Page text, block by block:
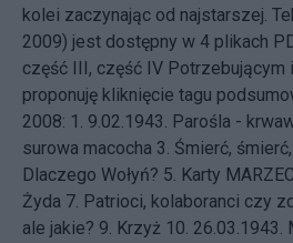
kolei zaczynając od najstarszej.
2009) jest dostępny w 4 plikach
część III, część IV Potrzebującym
proponuję kliknięcie tagu
2008: 1. 9.02.1943. Parośla -
surowa macocha 3. Śmierć,
Dlaczego Wołyń? 5. Karty
Żyda 7. Patrioci, kolaboranci czy
ale jakie? 9. Krzyż 10. 26.03.1943.